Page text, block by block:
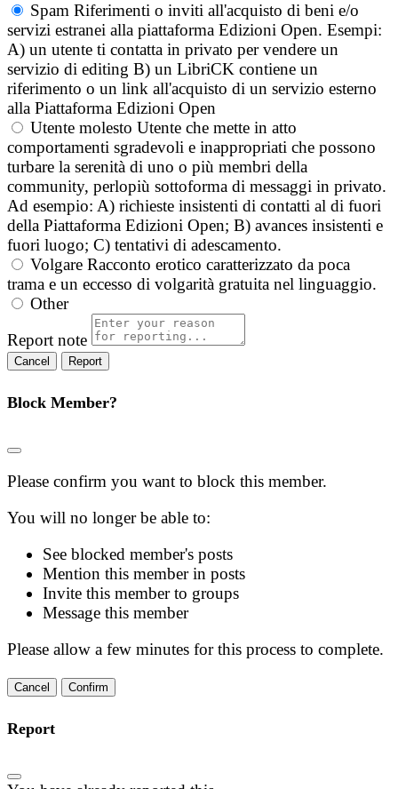
Spam Riferimenti o inviti all'acquisto di beni e/o
servizi estranei alla piattaforma Edizioni Open. Esempi:
A) un utente ti contatta in privato per vendere un
servizio di editing B) un LibriCK contiene un
riferimento o un link all'acquisto di un servizio esterno
alla Piattaforma Edizioni Open
Utente molesto Utente che mette in atto
comportamenti sgradevoli e inappropriati che possono
turbare la serenità di uno o più membri della
community, perlopiù sottoforma di messaggi in privato.
Ad esempio: A) richieste insistenti di contatti al di fuori
della Piattaforma Edizioni Open; B) avances insistenti e
fuori luogo; C) tentativi di adescamento.
Volgare Racconto erotico caratterizzato da poca
trama e un eccesso di volgarità gratuita nel linguaggio.
Other
Report note
Report
Block Member?
Please confirm you want to block this member.
You will no longer be able to:
See blocked member's posts
Mention this member in posts
Invite this member to groups
Message this member
Please allow a few minutes for this process to complete.
Confirm
Report